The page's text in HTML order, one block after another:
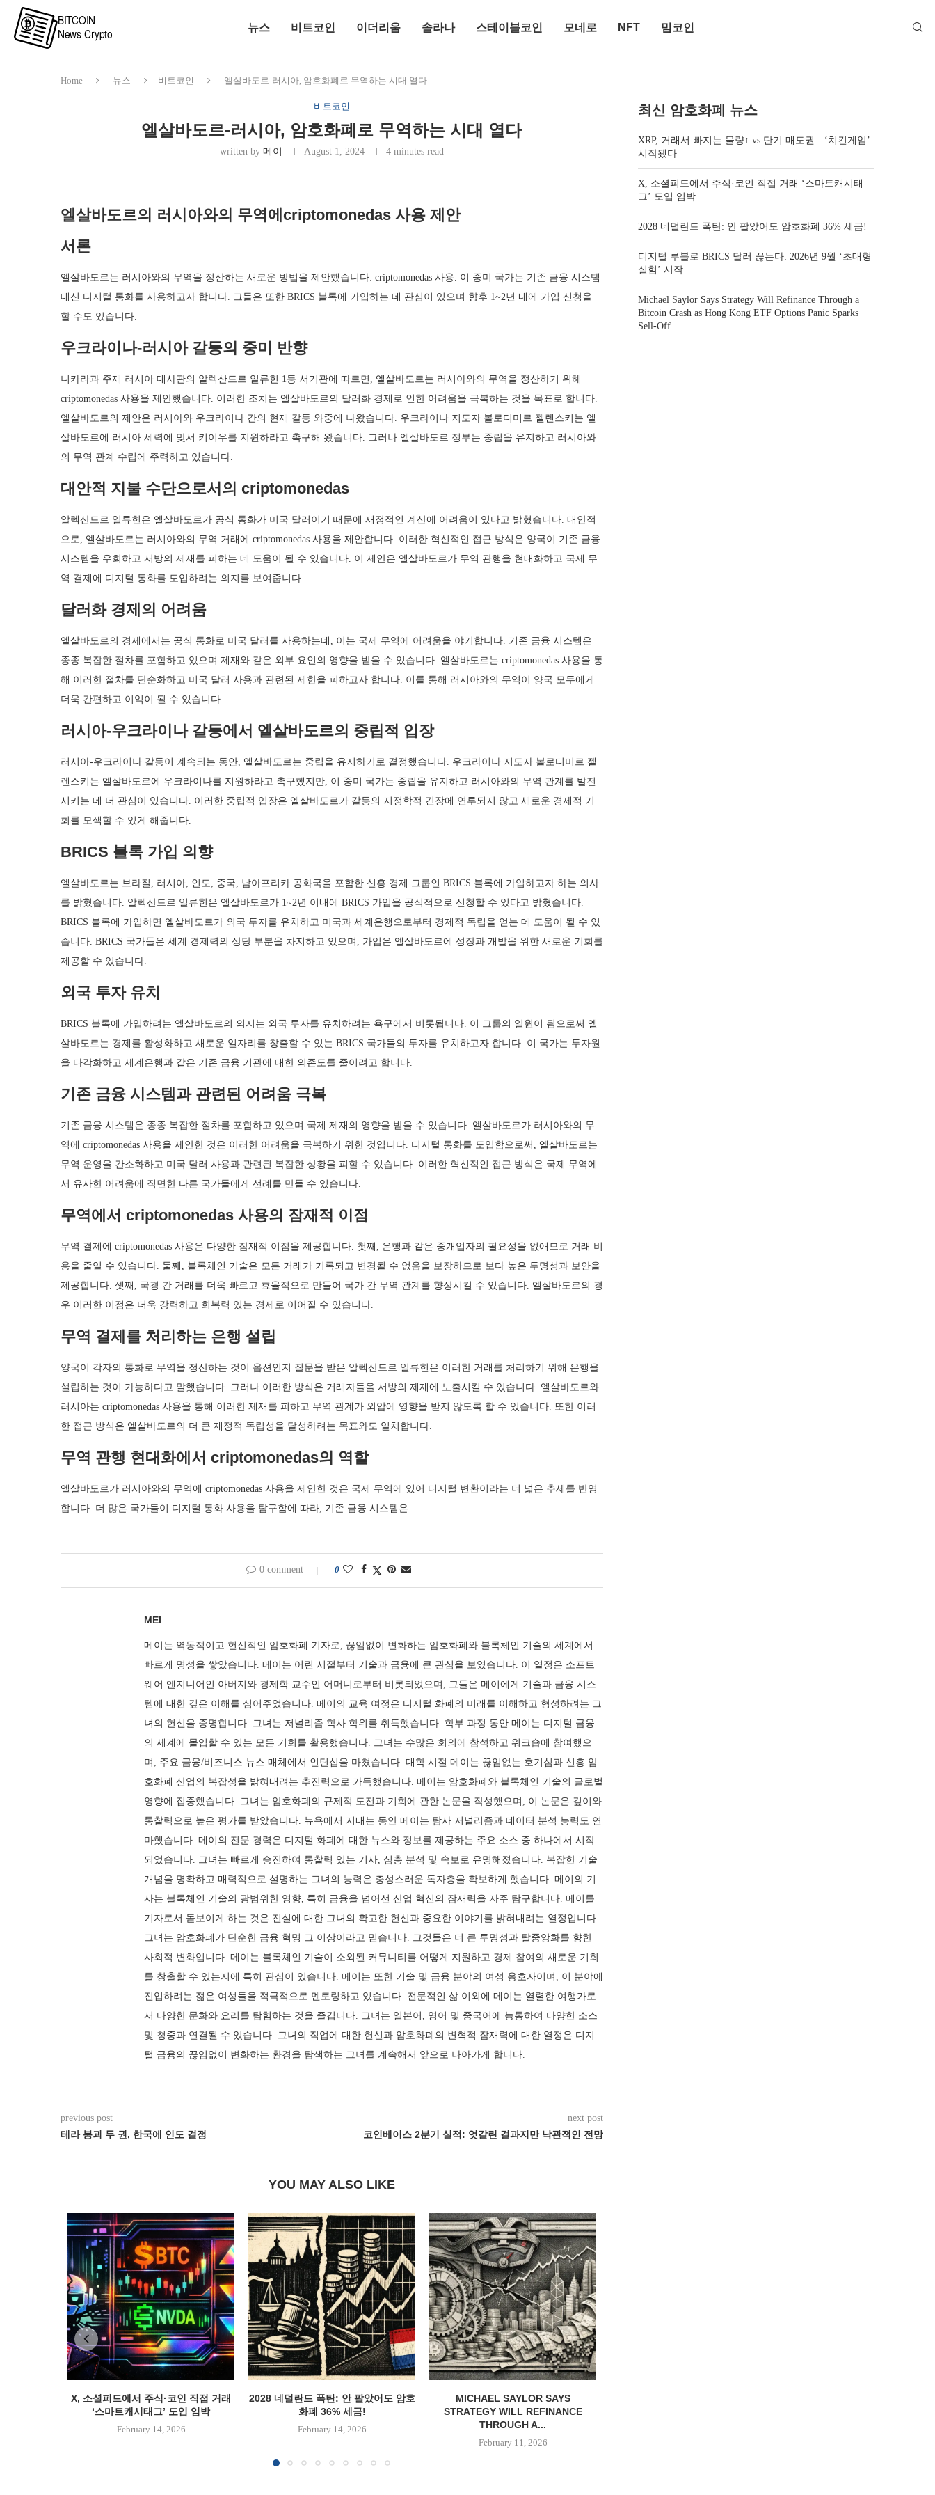
뉴스 비트코인 이더리움 솔라나 스테이블코인 모네로 NFT 밈코인
Home 뉴스 비트코인 엘살바도르-러시아, 암호화폐로 무역하는 시대 열다
비트코인
엘살바도르-러시아, 암호화폐로 무역하는 시대 열다
written by 메이 August 1, 2024 4 minutes read
엘살바도르의 러시아와의 무역에criptomonedas 사용 제안
서론
엘살바도르는 러시아와의 무역을 정산하는 새로운 방법을 제안했습니다: criptomonedas 사용. 이 중미 국가는 기존 금융 시스템
대신 디지털 통화를 사용하고자 합니다. 그들은 또한 BRICS 블록에 가입하는 데 관심이 있으며 향후 1~2년 내에 가입 신청을
할 수도 있습니다.
우크라이나-러시아 갈등의 중미 반향
니카라과 주재 러시아 대사관의 알렉산드르 일류힌 1등 서기관에 따르면, 엘살바도르는 러시아와의 무역을 정산하기 위해
criptomonedas 사용을 제안했습니다. 이러한 조치는 엘살바도르의 달러화 경제로 인한 어려움을 극복하는 것을 목표로 합니다.
엘살바도르의 제안은 러시아와 우크라이나 간의 현재 갈등 와중에 나왔습니다. 우크라이나 지도자 볼로디미르 젤렌스키는 엘
살바도르에 러시아 세력에 맞서 키이우를 지원하라고 촉구해 왔습니다. 그러나 엘살바도르 정부는 중립을 유지하고 러시아와
의 무역 관계 수립에 주력하고 있습니다.
대안적 지불 수단으로서의 criptomonedas
알렉산드르 일류힌은 엘살바도르가 공식 통화가 미국 달러이기 때문에 재정적인 계산에 어려움이 있다고 밝혔습니다. 대안적
으로, 엘살바도르는 러시아와의 무역 거래에 criptomonedas 사용을 제안합니다. 이러한 혁신적인 접근 방식은 양국이 기존 금융
시스템을 우회하고 서방의 제재를 피하는 데 도움이 될 수 있습니다. 이 제안은 엘살바도르가 무역 관행을 현대화하고 국제 무
역 결제에 디지털 통화를 도입하려는 의지를 보여줍니다.
달러화 경제의 어려움
엘살바도르의 경제에서는 공식 통화로 미국 달러를 사용하는데, 이는 국제 무역에 어려움을 야기합니다. 기존 금융 시스템은
종종 복잡한 절차를 포함하고 있으며 제재와 같은 외부 요인의 영향을 받을 수 있습니다. 엘살바도르는 criptomonedas 사용을 통
해 이러한 절차를 단순화하고 미국 달러 사용과 관련된 제한을 피하고자 합니다. 이를 통해 러시아와의 무역이 양국 모두에게
더욱 간편하고 이익이 될 수 있습니다.
러시아-우크라이나 갈등에서 엘살바도르의 중립적 입장
러시아-우크라이나 갈등이 계속되는 동안, 엘살바도르는 중립을 유지하기로 결정했습니다. 우크라이나 지도자 볼로디미르 젤
렌스키는 엘살바도르에 우크라이나를 지원하라고 촉구했지만, 이 중미 국가는 중립을 유지하고 러시아와의 무역 관계를 발전
시키는 데 더 관심이 있습니다. 이러한 중립적 입장은 엘살바도르가 갈등의 지정학적 긴장에 연루되지 않고 새로운 경제적 기
회를 모색할 수 있게 해줍니다.
BRICS 블록 가입 의향
엘살바도르는 브라질, 러시아, 인도, 중국, 남아프리카 공화국을 포함한 신흥 경제 그룹인 BRICS 블록에 가입하고자 하는 의사
를 밝혔습니다. 알렉산드르 일류힌은 엘살바도르가 1~2년 이내에 BRICS 가입을 공식적으로 신청할 수 있다고 밝혔습니다.
BRICS 블록에 가입하면 엘살바도르가 외국 투자를 유치하고 미국과 세계은행으로부터 경제적 독립을 얻는 데 도움이 될 수 있
습니다. BRICS 국가들은 세계 경제력의 상당 부분을 차지하고 있으며, 가입은 엘살바도르에 성장과 개발을 위한 새로운 기회를
제공할 수 있습니다.
외국 투자 유치
BRICS 블록에 가입하려는 엘살바도르의 의지는 외국 투자를 유치하려는 욕구에서 비롯됩니다. 이 그룹의 일원이 됨으로써 엘
살바도르는 경제를 활성화하고 새로운 일자리를 창출할 수 있는 BRICS 국가들의 투자를 유치하고자 합니다. 이 국가는 투자원
을 다각화하고 세계은행과 같은 기존 금융 기관에 대한 의존도를 줄이려고 합니다.
기존 금융 시스템과 관련된 어려움 극복
기존 금융 시스템은 종종 복잡한 절차를 포함하고 있으며 국제 제재의 영향을 받을 수 있습니다. 엘살바도르가 러시아와의 무
역에 criptomonedas 사용을 제안한 것은 이러한 어려움을 극복하기 위한 것입니다. 디지털 통화를 도입함으로써, 엘살바도르는
무역 운영을 간소화하고 미국 달러 사용과 관련된 복잡한 상황을 피할 수 있습니다. 이러한 혁신적인 접근 방식은 국제 무역에
서 유사한 어려움에 직면한 다른 국가들에게 선례를 만들 수 있습니다.
무역에서 criptomonedas 사용의 잠재적 이점
무역 결제에 criptomonedas 사용은 다양한 잠재적 이점을 제공합니다. 첫째, 은행과 같은 중개업자의 필요성을 없애므로 거래 비
용을 줄일 수 있습니다. 둘째, 블록체인 기술은 모든 거래가 기록되고 변경될 수 없음을 보장하므로 보다 높은 투명성과 보안을
제공합니다. 셋째, 국경 간 거래를 더욱 빠르고 효율적으로 만들어 국가 간 무역 관계를 향상시킬 수 있습니다. 엘살바도르의 경
우 이러한 이점은 더욱 강력하고 회복력 있는 경제로 이어질 수 있습니다.
무역 결제를 처리하는 은행 설립
양국이 각자의 통화로 무역을 정산하는 것이 옵션인지 질문을 받은 알렉산드르 일류힌은 이러한 거래를 처리하기 위해 은행을
설립하는 것이 가능하다고 말했습니다. 그러나 이러한 방식은 거래자들을 서방의 제재에 노출시킬 수 있습니다. 엘살바도르와
러시아는 criptomonedas 사용을 통해 이러한 제재를 피하고 무역 관계가 외압에 영향을 받지 않도록 할 수 있습니다. 또한 이러
한 접근 방식은 엘살바도르의 더 큰 재정적 독립성을 달성하려는 목표와도 일치합니다.
무역 관행 현대화에서 criptomonedas의 역할
엘살바도르가 러시아와의 무역에 criptomonedas 사용을 제안한 것은 국제 무역에 있어 디지털 변환이라는 더 넓은 추세를 반영
합니다. 더 많은 국가들이 디지털 통화 사용을 탐구함에 따라, 기존 금융 시스템은
0 comment 0
MEI
메이는 역동적이고 헌신적인 암호화폐 기자로, 끊임없이 변화하는 암호화폐와 블록체인 기술의 세계에서
빠르게 명성을 쌓았습니다. 메이는 어린 시절부터 기술과 금융에 큰 관심을 보였습니다. 이 열정은 소프트
웨어 엔지니어인 아버지와 경제학 교수인 어머니로부터 비롯되었으며, 그들은 메이에게 기술과 금융 시스
템에 대한 깊은 이해를 심어주었습니다. 메이의 교육 여정은 디지털 화폐의 미래를 이해하고 형성하려는 그
녀의 헌신을 증명합니다. 그녀는 저널리즘 학사 학위를 취득했습니다. 학부 과정 동안 메이는 디지털 금융
의 세계에 몰입할 수 있는 모든 기회를 활용했습니다. 그녀는 수많은 회의에 참석하고 워크숍에 참여했으
며, 주요 금융/비즈니스 뉴스 매체에서 인턴십을 마쳤습니다. 대학 시절 메이는 끊임없는 호기심과 신흥 암
호화폐 산업의 복잡성을 밝혀내려는 추진력으로 가득했습니다. 메이는 암호화폐와 블록체인 기술의 글로벌
영향에 집중했습니다. 그녀는 암호화폐의 규제적 도전과 기회에 관한 논문을 작성했으며, 이 논문은 깊이와
통찰력으로 높은 평가를 받았습니다. 뉴욕에서 지내는 동안 메이는 탐사 저널리즘과 데이터 분석 능력도 연
마했습니다. 메이의 전문 경력은 디지털 화폐에 대한 뉴스와 정보를 제공하는 주요 소스 중 하나에서 시작
되었습니다. 그녀는 빠르게 승진하여 통찰력 있는 기사, 심층 분석 및 속보로 유명해졌습니다. 복잡한 기술
개념을 명확하고 매력적으로 설명하는 그녀의 능력은 충성스러운 독자층을 확보하게 했습니다. 메이의 기
사는 블록체인 기술의 광범위한 영향, 특히 금융을 넘어선 산업 혁신의 잠재력을 자주 탐구합니다. 메이를
기자로서 돋보이게 하는 것은 진실에 대한 그녀의 확고한 헌신과 중요한 이야기를 밝혀내려는 열정입니다.
그녀는 암호화폐가 단순한 금융 혁명 그 이상이라고 믿습니다. 그것들은 더 큰 투명성과 탈중앙화를 향한
사회적 변화입니다. 메이는 블록체인 기술이 소외된 커뮤니티를 어떻게 지원하고 경제 참여의 새로운 기회
를 창출할 수 있는지에 특히 관심이 있습니다. 메이는 또한 기술 및 금융 분야의 여성 옹호자이며, 이 분야에
진입하려는 젊은 여성들을 적극적으로 멘토링하고 있습니다. 전문적인 삶 이외에 메이는 열렬한 여행가로
서 다양한 문화와 요리를 탐험하는 것을 즐깁니다. 그녀는 일본어, 영어 및 중국어에 능통하여 다양한 소스
및 청중과 연결될 수 있습니다. 그녀의 직업에 대한 헌신과 암호화폐의 변혁적 잠재력에 대한 열정은 디지
털 금융의 끊임없이 변화하는 환경을 탐색하는 그녀를 계속해서 앞으로 나아가게 합니다.
previous post
테라 붕괴 두 권, 한국에 인도 결정
next post
코인베이스 2분기 실적: 엇갈린 결과지만 낙관적인 전망
YOU MAY ALSO LIKE
X, 소셜피드에서 주식·코인 직접 거래
‘스마트캐시태그’ 도입 임박
February 14, 2026
2028 네덜란드 폭탄: 안 팔았어도 암호
화폐 36% 세금!
February 14, 2026
MICHAEL SAYLOR SAYS
STRATEGY WILL REFINANCE
THROUGH A...
February 11, 2026
최신 암호화폐 뉴스
XRP, 거래서 빠지는 물량↑ vs 단기 매도권…‘치킨게임’
시작됐다
X, 소셜피드에서 주식·코인 직접 거래 ‘스마트캐시태
그’ 도입 임박
2028 네덜란드 폭탄: 안 팔았어도 암호화폐 36% 세금!
디지털 루블로 BRICS 달러 끊는다: 2026년 9월 ‘초대형
실험’ 시작
Michael Saylor Says Strategy Will Refinance Through a
Bitcoin Crash as Hong Kong ETF Options Panic Sparks
Sell-Off